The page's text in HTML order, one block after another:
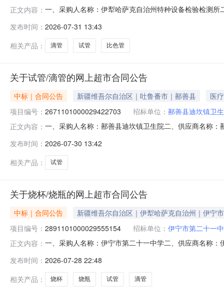
正文内容： 一、采购人名称：伊犁哈萨克自治州特种设备检验检测
管蜀玻10ml支10.0045450服务要求或标的基本概况：七
发布时间： 2026-07-31 13:43
相关产品：
滴管 试管 比色管
关于试管/滴管的网上超市合同公告
中标｜合同公告 新疆维吾尔自治区｜吐鲁番市｜鄯善县
医
项目编号： 2671101000029422703 招标单位： 鄯善县迪坎镇卫
正文内容： 一、采购人名称：鄯善县迪坎镇卫生院二、供应商名称
225.000.54121.5服务要求或标的基本概况：七、其它事
0995
发布时间： 2026-07-30 13:42
相关产品：
试管
关于烧杯/烧瓶的网上超市合同公告
中标｜合同公告
新疆维吾尔自治区｜伊犁哈萨克自治州｜伊宁市
项目编号： 2891101000029555154 招标单位： 伊宁市第二十一
正文内容： 一、采购人名称：伊宁市第二十一中学二、供应商名称
150ml个37.0015.5573.52蜀玻10ml试管/滴管+试管+比
发布时间： 2026-07-28 22:48
相关产品：
烧杯 烧瓶 试管 滴管